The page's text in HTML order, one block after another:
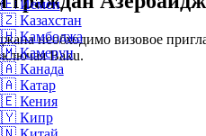
необходимо визовое
Baku.
Йемен
Казахстан
Камбоджа
Камерун
Канада
Катар
Кения
Кипр